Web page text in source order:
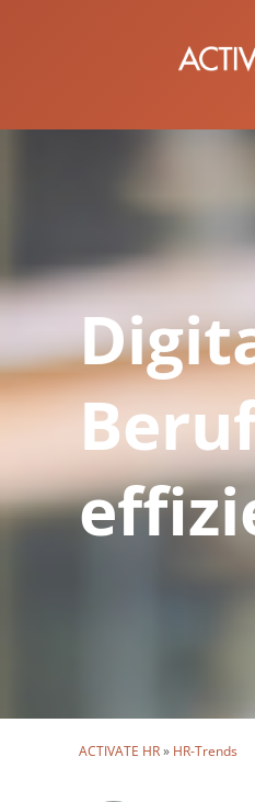
ACTIVATE HR» HR-Trends